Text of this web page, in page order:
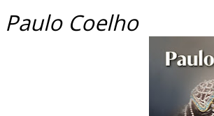
Paulo Coelho